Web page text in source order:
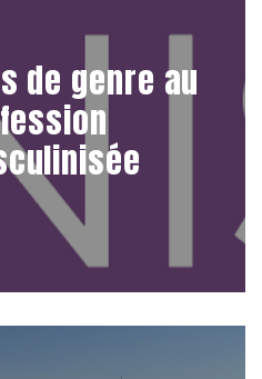
de genre au